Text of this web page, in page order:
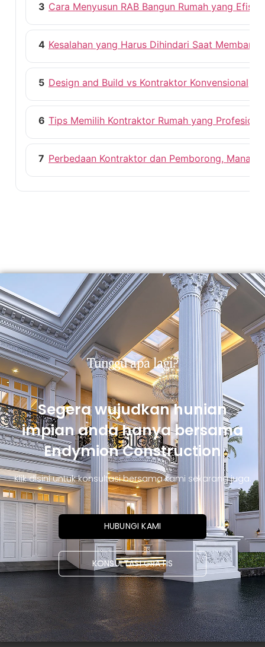
3 Cara Menyusun RAB Bangun Rumah yang Efisien
4 Kesalahan yang Harus Dihindari Saat
5 Design and Build vs Kontraktor Konvensional
6 Tips Memilih Kontraktor Rumah yang
7 Perbedaan Kontraktor dan Pemborong, Mana
Tunggu apa lagi?
Segera wujudkan hunian
impian anda hanya bersama
Endymion Construction
Klik disini untuk konsultasi bersama kami sekarang juga.
HUBUNGI KAMI
KONSULTASI GRATIS